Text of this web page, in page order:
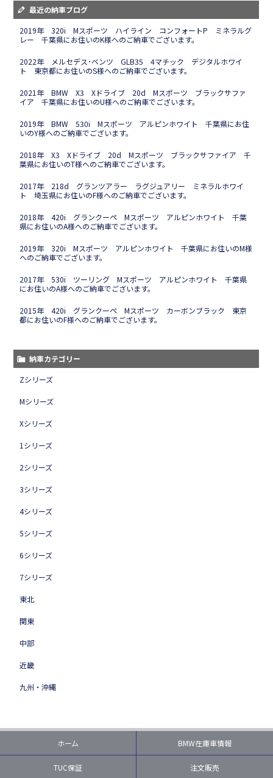
最近の納車ブログ
2019年 320i Mスポーツ ハイライン コンフォートP ミネラルグ
レー 千葉県にお住いのK様へのご納車でございます。
2022年 メルセデス･ベンツ GLB35 4マチック デジタルホワイ
ト 東京都にお住いのS様へのご納車でございます。
2021年 BMW X3 Xドライブ 20d Mスポーツ ブラックサファ
イア 千葉県にお住いのU様へのご納車でございます。
2019年 BMW 530i Mスポーツ アルピンホワイト 千葉県にお住
いのY様へのご納車でございます。
2018年 X3 Xドライブ 20d Mスポーツ ブラックサファイア 千
葉県にお住いのT様へのご納車でございます。
2017年 218d グランツアラー ラグジュアリー ミネラルホワイ
ト 埼玉県にお住いのF様へのご納車でございます。
2018年 420i グランクーペ Mスポーツ アルピンホワイト 千葉
県にお住いのA様へのご納車でございます。
2019年 320i Mスポーツ アルピンホワイト 千葉県にお住いのM様
へのご納車でございます。
2017年 530i ツーリング Mスポーツ アルピンホワイト 千葉県
にお住いのA様へのご納車でございます。
2015年 420i グランクーペ Mスポーツ カーボンブラック 東京
都にお住いのF様へのご納車でございます。
納車カテゴリー
Zシリーズ
Mシリーズ
Xシリーズ
1シリーズ
2シリーズ
3シリーズ
4シリーズ
5シリーズ
6シリーズ
7シリーズ
東北
関東
中部
近畿
九州・沖縄
ホーム BMW在庫車情報
TUC保証 注文販売